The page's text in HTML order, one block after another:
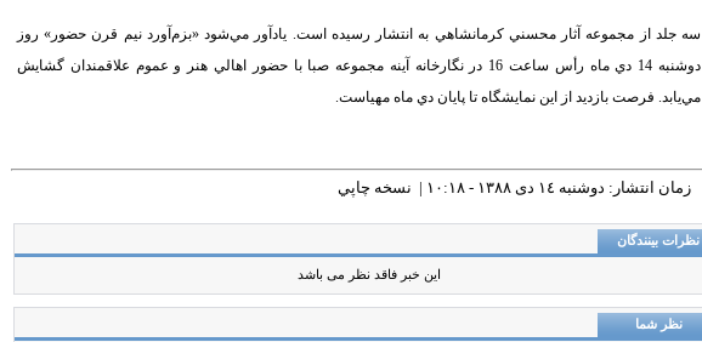
سه جلد از مجموعه آثار محسني كرمانشاهي به انتشار رسيده است. يادآور مي‌شود «بزم‌آورد نيم قرن حضور» روز
دو‌شنبه 14 دي ماه رأس ساعت 16 در نگارخانه آينه مجموعه صبا با حضور اهالي هنر و عموم علاقمندان گشايش
مي‌يابد. فرصت بازديد از اين نمايشگاه تا پايان دي ماه مهياست.
زمان انتشار: دوشنبه ١٤ دی ١٣٨٨ - ١٠:١٨ | نسخه چاپي
نظرات بینندگان
این خبر فاقد نظر می باشد
نظر شما